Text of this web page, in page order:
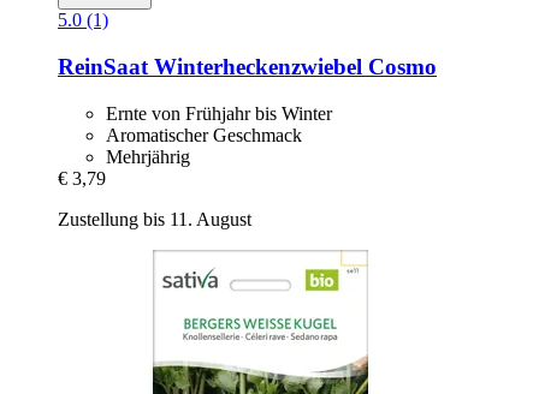
5.0 (1)
ReinSaat Winterheckenzwiebel Cosmo
Ernte von Frühjahr bis Winter
Aromatischer Geschmack
Mehrjährig
€ 3,79
Zustellung bis 11. August